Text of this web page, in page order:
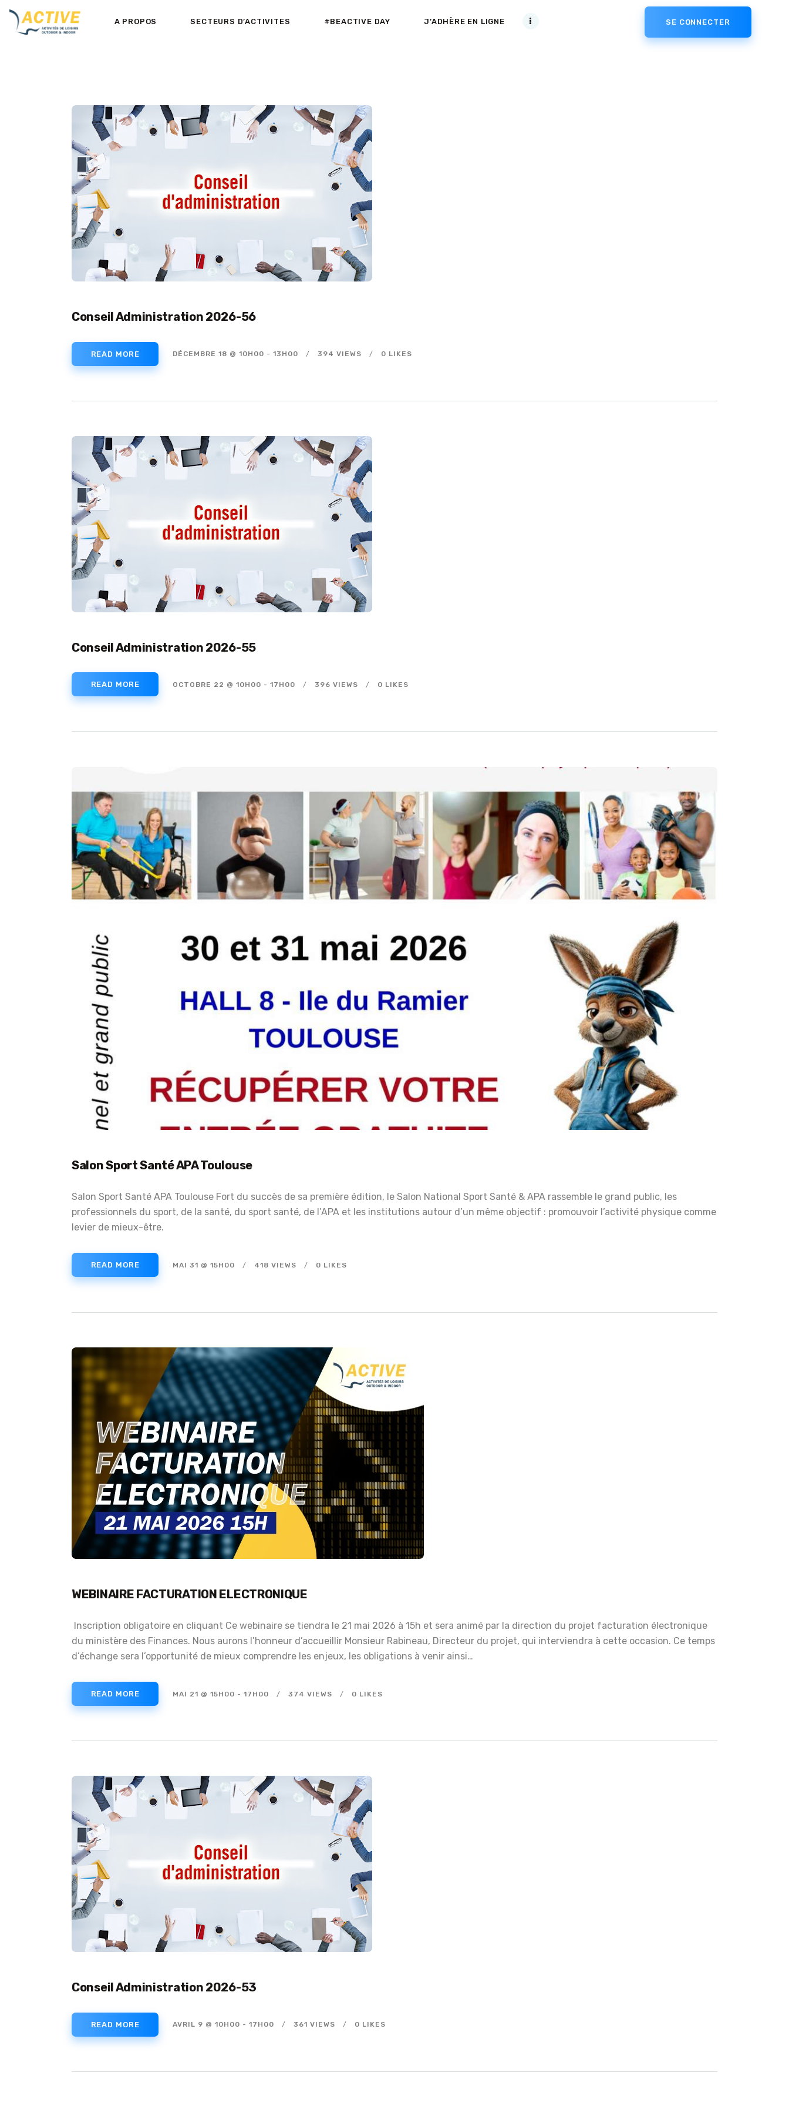
A PROPOS SECTEURS D’ACTIVITES #BEACTIVE DAY J’ADHÈRE EN LIGNE SE CONNECTER
ACCUEIL
D’ACTIVITES
#BEACTIVE DAY
LE CLUB PARTENAIRE
AGENDA
NEWS
VADEMECUM
J’ADHÈRE EN LIGNE
Conseil Administration 2026-56
READ MORE DÉCEMBRE 18 @ 10H00 -13H00 394 VIEWS 0 LIKES
Conseil Administration 2026-55
READ MORE OCTOBRE 22 @ 10H00 -17H00 396 VIEWS 0 LIKES
Salon Sport Santé APA Toulouse
Salon Sport Santé APA Toulouse Fort du succès de sa première édition, le Salon National Sport Santé & APA rassemble le grand public, les
professionnels du sport, de la santé, du sport santé, de l’APA et les institutions autour d’un même objectif : promouvoir l’activité physique comme
levier de mieux-être.
READ MORE MAI 31 @ 15H00 418 VIEWS 0 LIKES
WEBINAIRE FACTURATION ELECTRONIQUE
Inscription obligatoire en cliquant Ce webinaire se tiendra le 21 mai 2026 à 15h et sera animé par la direction du projet facturation électronique
du ministère des Finances. Nous aurons l’honneur d’accueillir Monsieur Rabineau, Directeur du projet, qui interviendra à cette occasion. Ce temps
d’échange sera l’opportunité de mieux comprendre les enjeux, les obligations à venir ainsi…
READ MORE MAI 21 @ 15H00 -17H00 374 VIEWS 0 LIKES
Conseil Administration 2026-53
READ MORE AVRIL 9 @ 10H00 -17H00 361 VIEWS 0 LIKES